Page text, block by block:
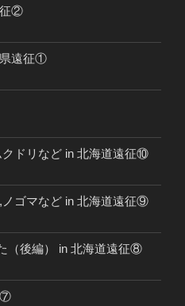
征②
県遠征①
ドリなど in 北海道遠征⑩
ゴマなど in 北海道遠征⑨
（後編） in 北海道遠征⑧
⑦